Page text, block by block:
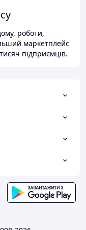
роботи,
маркетплейс
підприємців.